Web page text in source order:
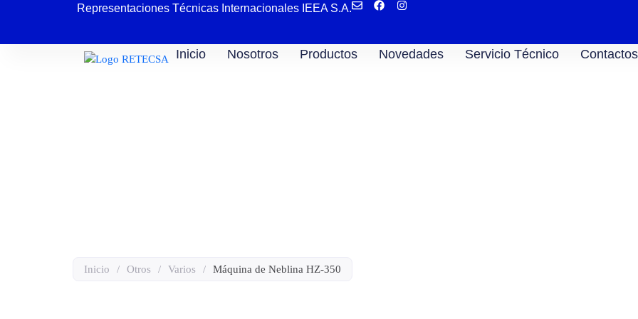
Representaciones Técnicas Internacionales IEEA S.A.
Inicio Nosotros Productos Novedades Servicio Técnico Contactos
Inicio / Otros / Varios / Máquina de Neblina HZ-350